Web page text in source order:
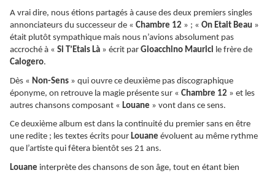
A vrai dire, nous étions partagés à cause des deux premiers singles
annonciateurs du successeur de « Chambre 12 » ; « On Etait Beau »
était plutôt sympathique mais nous n’avions absolument pas
accroché à « Si T’Etais Là » écrit par Gioacchino Maurici le frère de
Calogero.
Dès « Non-Sens » qui ouvre ce deuxième pas discographique
éponyme, on retrouve la magie présente sur « Chambre 12 » et les
autres chansons composant « Louane » vont dans ce sens.
Ce deuxième album est dans la continuité du premier sans en être
une redite ; les textes écrits pour Louane évoluent au même rythme
que l’artiste qui fêtera bientôt ses 21 ans.
Louane interprète des chansons de son âge, tout en étant bien